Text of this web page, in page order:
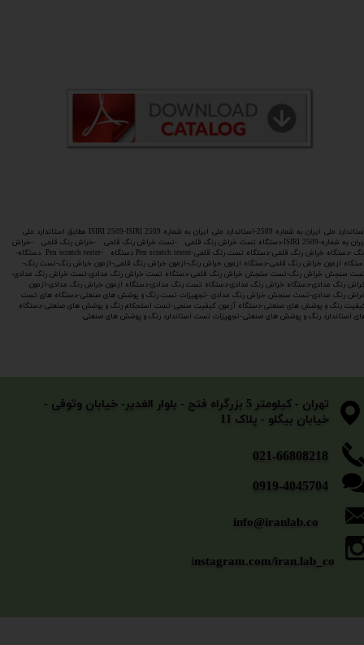
استاندارد ملی ایران به شماره 2509-استاندارد ملی ایران به شماره ISIRI 2509-ISIRI 2509 مطابق استاندارد ملی
ایران به شماره-ISIRI 2509-دستگاه تست خراش رنگ قلمی -تست خراش رنگ قلمی -خراش رنگ قلمی -خراش
رنگ -دستگاه خراش رنگ قلمی-دستگاه تست رنگ قلمی-Pen scratch tester دستگاه -Pen scratch tester دستگاه-
ازمون خراش رنگ قلمی-دستگاه ازمون خراش رنگ-ازمون خراش رنگ قلمی-ازمون خراش رنگ-تست رنگ-
سنجش خراش رنگ-تست سنجش خراش رنگ قلمی-دستگاه تست خراش رنگ مدادی-تست خراش رنگ مدادی-
رنگ مدادی-دستگاه خراش رنگ مدادی-دستگاه تست رنگ مدادی-دستگاه ازمون خراش رنگ مدادی-ازمون
رنگ مدادی-تست سنجش خراش رنگ مدادی -تجهیزات تست رنگ و پوشش های صنعتی-دستگاه های تست
رنگ و پوشش های صنعتی-دستگاه آزمون کیفیت سنجی-تست استحکام رنگ و پوشش های صنعتی-دستگاه
استاندارد رنگ و پوشش های صنعتی-تجهیزات تست استاندارد رنگ و پوشش های صنعتی
​​​​​021-66808218
0919-4045704
​​​​​​​تهران - کیلومتر 5 بزرگراه فتح - بلوار الغدیر- خیابان وثوقی -
خیابان بیگلو - پلاک 11
info@iranlab.co
instagram.com/iran.lab_co